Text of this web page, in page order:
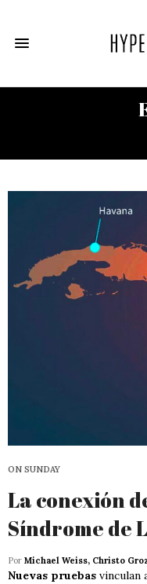
ON SUNDAY
La conexión
Síndrome de
Por Michael Weiss, Christo
Nuevas pruebas vinculan